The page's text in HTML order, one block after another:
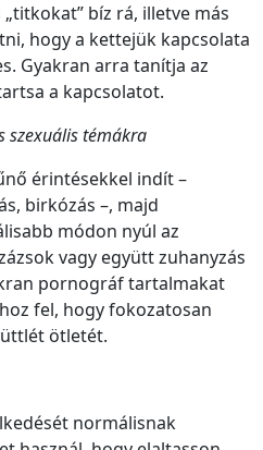
bíz rá, illetve más
hogy a kettejük kapcsolata
Gyakran arra tanítja az
a kapcsolatot.
szexuális témákra
érintésekkel indít –
birkózás –, majd
módon nyúl az
vagy együtt zuhanyzás
pornográf tartalmakat
fel, hogy fokozatosan
ötletét.
normálisnak